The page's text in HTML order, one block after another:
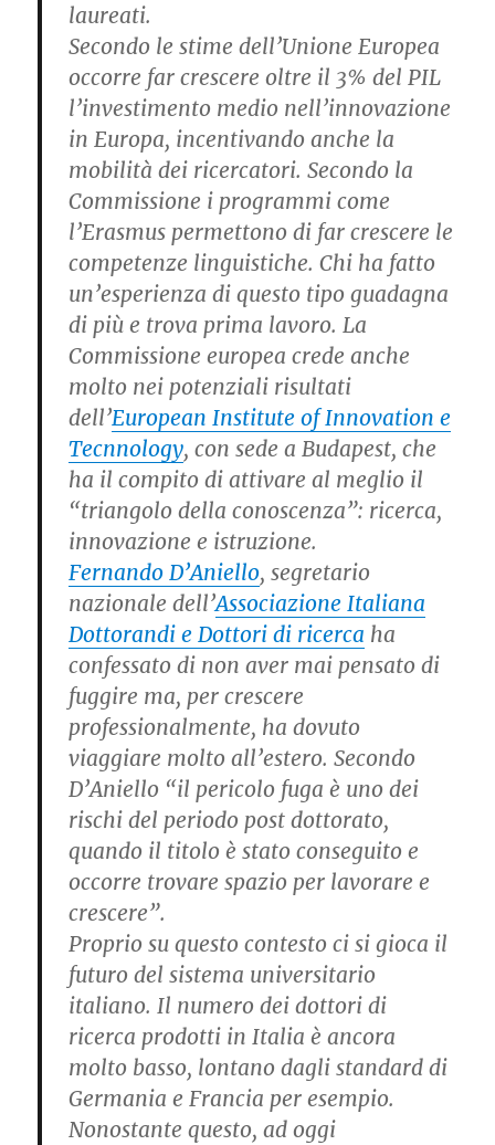
laureati.
Secondo le stime dell’Unione Europea
occorre far crescere oltre il 3% del PIL
l’investimento medio nell’innovazione
in Europa, incentivando anche la
mobilità dei ricercatori. Secondo la
Commissione i programmi come
l’Erasmus permettono di far crescere le
competenze linguistiche. Chi ha fatto
un’esperienza di questo tipo guadagna
di più e trova prima lavoro. La
Commissione europea crede anche
molto nei potenziali risultati
dell’European Institute of Innovation e
Tecnnology, con sede a Budapest, che
ha il compito di attivare al meglio il
“triangolo della conoscenza”: ricerca,
innovazione e istruzione.
Fernando D’Aniello, segretario
nazionale dell’Associazione Italiana
Dottorandi e Dottori di ricerca ha
confessato di non aver mai pensato di
fuggire ma, per crescere
professionalmente, ha dovuto
viaggiare molto all’estero. Secondo
D’Aniello “il pericolo fuga è uno dei
rischi del periodo post dottorato,
quando il titolo è stato conseguito e
occorre trovare spazio per lavorare e
crescere”.
Proprio su questo contesto ci si gioca il
futuro del sistema universitario
italiano. Il numero dei dottori di
ricerca prodotti in Italia è ancora
molto basso, lontano dagli standard di
Germania e Francia per esempio.
Nonostante questo, ad oggi